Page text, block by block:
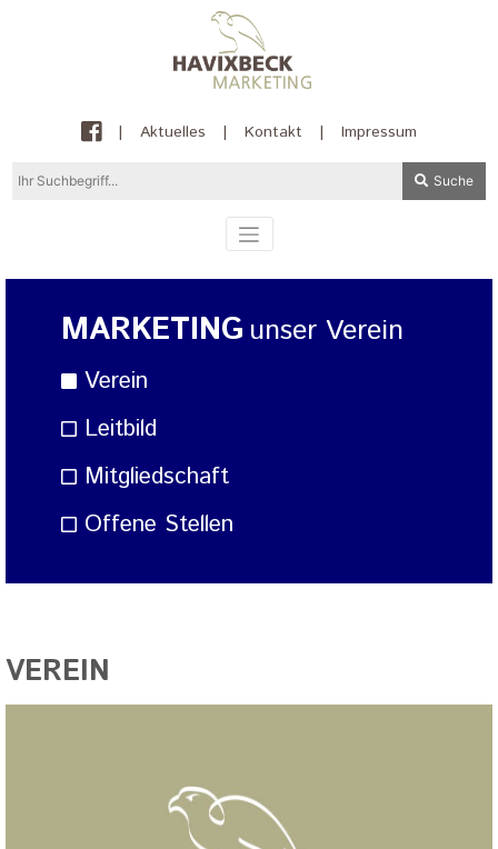
| Aktuelles | Kontakt | Impressum
Suche
MARKETING unser Verein
Verein
Leitbild
Mitgliedschaft
Offene Stellen
VEREIN